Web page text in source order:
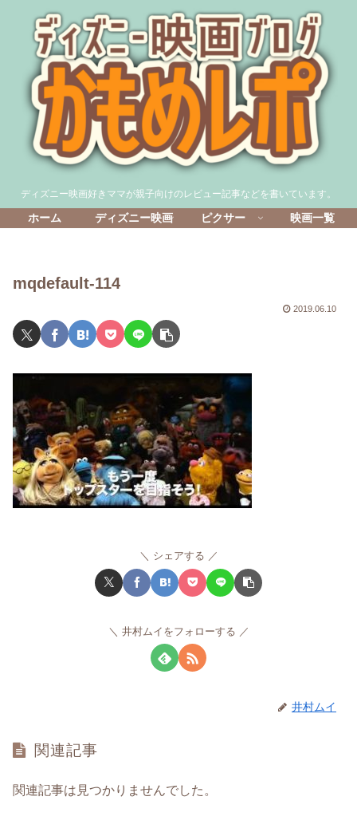
ディズニー映画好きママが親子向けのレビュー記事などを書いています。
ホーム ディズニー映画 ピクサー 映画一覧
mqdefault-114
2019.06.10
シェアする
井村ムイをフォローする
井村ムイ
関連記事
関連記事は見つかりませんでした。